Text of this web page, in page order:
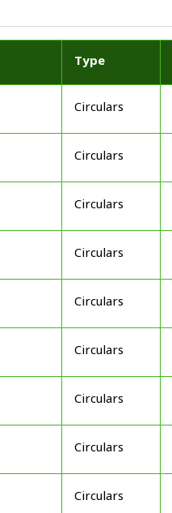
Type
Circulars
Circulars
Circulars
Circulars
Circulars
Circulars
Circulars
Circulars
Circulars